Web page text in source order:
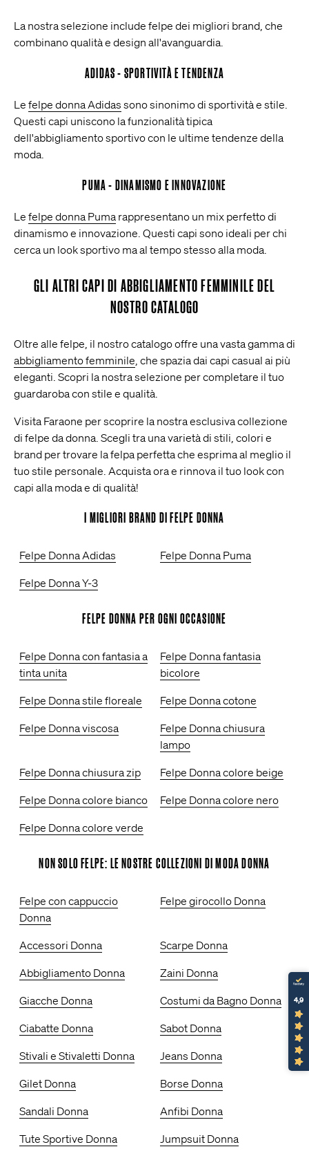
La nostra selezione include felpe dei migliori brand, che
combinano qualità e design all'avanguardia.
ADIDAS - SPORTIVITÀ E TENDENZA
Le felpe donna Adidas sono sinonimo di sportività e stile.
Questi capi uniscono la funzionalità tipica
dell'abbigliamento sportivo con le ultime tendenze della
moda.
PUMA - DINAMISMO E INNOVAZIONE
Le felpe donna Puma rappresentano un mix perfetto di
dinamismo e innovazione. Questi capi sono ideali per chi
cerca un look sportivo ma al tempo stesso alla moda.
GLI ALTRI CAPI DI ABBIGLIAMENTO FEMMINILE DEL
NOSTRO CATALOGO
Oltre alle felpe, il nostro catalogo offre una vasta gamma di
abbigliamento femminile , che spazia dai capi casual ai più
eleganti. Scopri la nostra selezione per completare il tuo
guardaroba con stile e qualità.
Visita Faraone per scoprire la nostra esclusiva collezione
di felpe da donna. Scegli tra una varietà di stili, colori e
brand per trovare la felpa perfetta che esprima al meglio il
tuo stile personale. Acquista ora e rinnova il tuo look con
capi alla moda e di qualità!
I MIGLIORI BRAND DI FELPE DONNA
Felpe Donna Adidas
Felpe Donna Puma
Felpe Donna Y-3
FELPE DONNA PER OGNI OCCASIONE
Felpe Donna con fantasia a
tinta unita
Felpe Donna fantasia
bicolore
Felpe Donna stile floreale
Felpe Donna cotone
Felpe Donna viscosa
Felpe Donna chiusura
lampo
Felpe Donna chiusura zip
Felpe Donna colore beige
Felpe Donna colore bianco
Felpe Donna colore nero
Felpe Donna colore verde
NON SOLO FELPE: LE NOSTRE COLLEZIONI DI MODA DONNA
Felpe con cappuccio
Donna
Felpe girocollo Donna
Accessori Donna
Scarpe Donna
Abbigliamento Donna
Zaini Donna
Giacche Donna
Costumi da Bagno Donna
Ciabatte Donna
Sabot Donna
Stivali e Stivaletti Donna
Jeans Donna
Gilet Donna
Borse Donna
Sandali Donna
Anfibi Donna
Tute Sportive Donna
Jumpsuit Donna
4,9